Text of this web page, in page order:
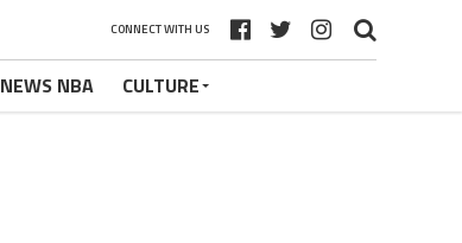
CONNECT WITH US
NEWS NBA CULTURE